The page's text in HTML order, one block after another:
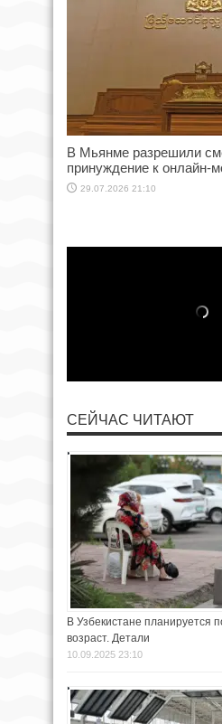
В Мьянме разрешили
принуждение к онлайн-
29.07.2026 21:10
СЕЙЧАС ЧИТАЮТ
В Узбекистане планируется
возраст. Детали
10.09.2025 23:10